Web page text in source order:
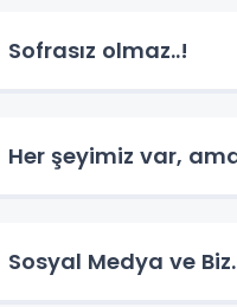
Sofrasız olmaz..!
Her şeyimiz var,
Sosyal Medya ve